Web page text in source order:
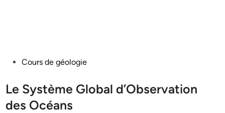
PostedCours de géologie
Le Système Global d’Observation
des Océans